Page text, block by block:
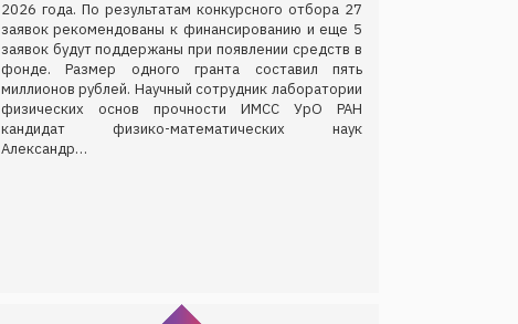
2026 года. По результатам конкурсного отбора 27
заявок рекомендованы к финансированию и еще 5
заявок будут поддержаны при появлении средств в
фонде. Размер одного гранта составил пять
миллионов рублей. Научный сотрудник лаборатории
физических основ прочности ИМСС УрО РАН
кандидат физико-математических наук
Александр…